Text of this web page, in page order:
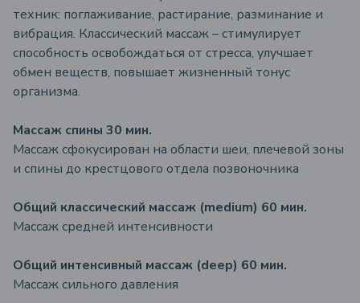
техник: поглаживание, растирание, разминание и
вибрация. Классический массаж – стимулирует
способность освобождаться от стресса, улучшает
обмен веществ, повышает жизненный тонус
организма.
Массаж спины 30 мин.
Массаж сфокусирован на области шеи, плечевой зоны
и спины до крестцового отдела позвоночника
Общий классический массаж (medium) 60 мин.
Массаж средней интенсивности
Общий интенсивный массаж (deep) 60 мин.
Массаж сильного давления